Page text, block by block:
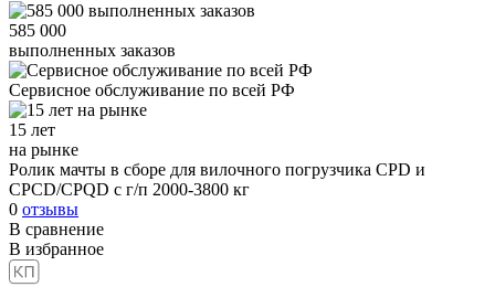
585 000
выполненных заказов
Сервисное обслуживание по всей РФ
15 лет
на рынке
Ролик мачты в сборе для вилочного погрузчика CPD и
CPCD/CPQD с г/п 2000-3800 кг
0 отзывы
В сравнение
В избранное